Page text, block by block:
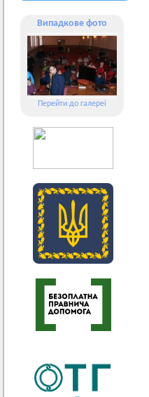
Випадкове фото
Перейти до галереї